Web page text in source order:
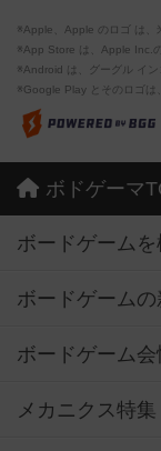
※Apple、Apple のロゴ は、
※App Store は、Apple Inc.
※Android は、グーグル イン
※Google Play とそのロゴは
ボドゲーマ
ボードゲームを
ボードゲーム
ボードゲーム会
メカニクス特集